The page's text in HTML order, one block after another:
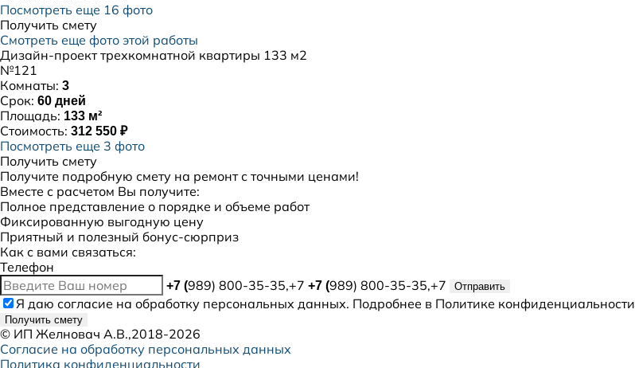
Посмотреть еще 16 фото
Получить смету
Смотреть еще фото этой работы
Дизайн-проект трехкомнатной квартиры 133 м2
№121
Комнаты: 3
Срок: 60 дней
Площадь: 133 м²
Стоимость: 312 550 ₽
Посмотреть еще 3 фото
Получить смету
Получите подробную смету на ремонт с точными ценами!
Вместе с расчетом Вы получите:
Полное представление о порядке и объеме работ
Фиксированную выгодную цену
Приятный и полезный бонус-сюрприз
Как с вами связаться:
Телефон
+7 (989) 800-35-35,+7 +7 (989) 800-35-35,+7 Отправить
Я даю согласие на обработку персональных данных. Подробнее в Политике конфиденциальности
Получить смету
© ИП Желновач А.В.,2018-2026
Согласие на обработку персональных данных
Политика конфиденциальности